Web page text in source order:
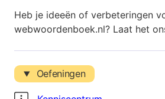
Heb je ideeën of verbeteringen
webwoordenboek.nl? Laat het
Oefeningen